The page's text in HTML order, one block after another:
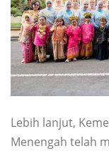
Lebih lanjut,
Menengah telah